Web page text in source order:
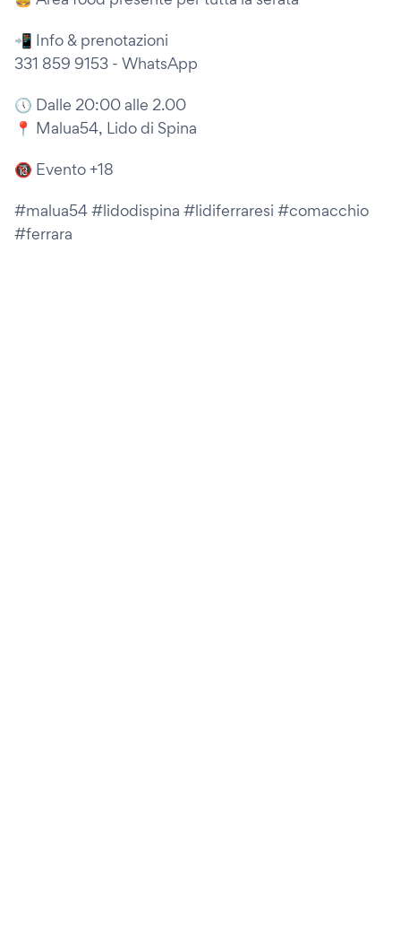
📲 Info & prenotazioni
331 859 9153 - WhatsApp
🕔 Dalle 20:00 alle 2.00
📍 Malua54, Lido di Spina
🔞 Evento +18
#malua54 #lidodispina #lidiferraresi #comacchio
#ferrara